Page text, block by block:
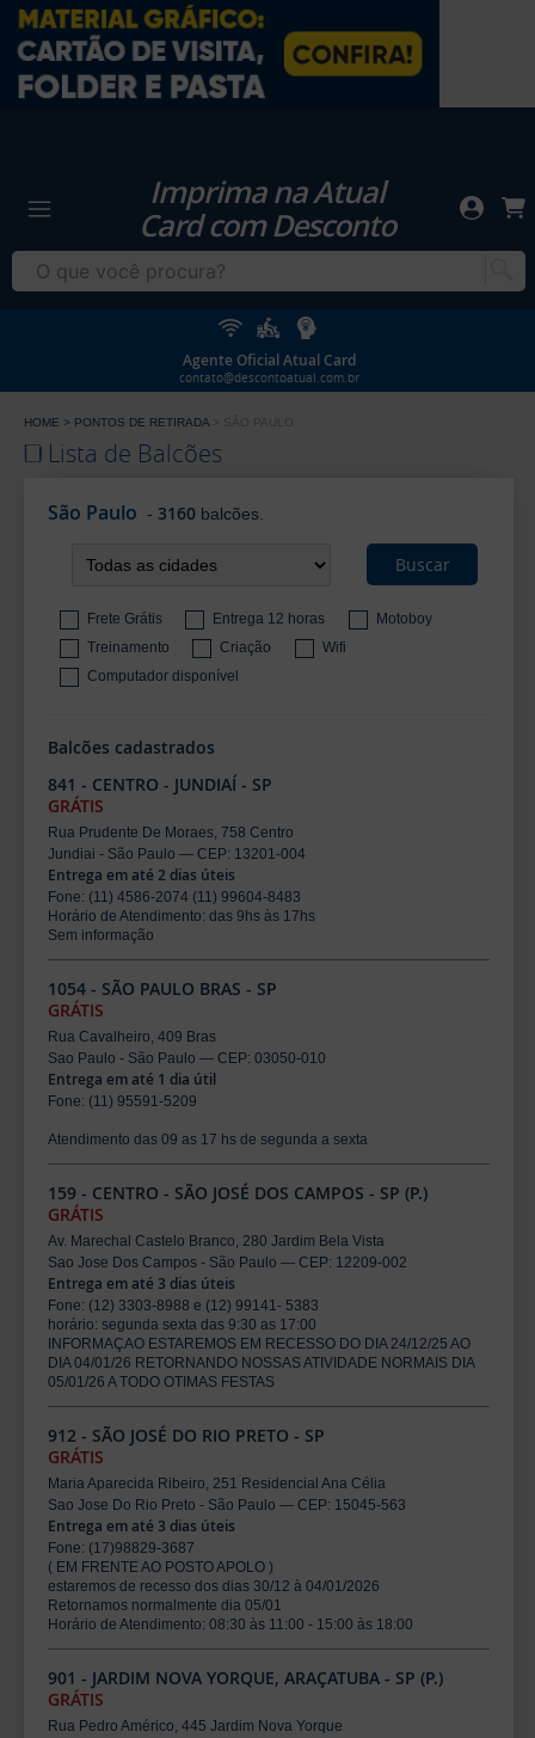
Imprima na Atual
Card com Desconto
Agente Oficial Atual Card
contato@descontoatual.com.br
HOME PONTOS DE RETIRADA SÃO PAULO
Lista de Balcões
São Paulo - 3160balcões.
Buscar
Frete Grátis Entrega 12 horas
Motoboy
Treinamento
Criação
Wifi
Computador disponível
Balcões cadastrados
841 - CENTRO - JUNDIAÍ - SP
GRÁTIS
Rua Prudente De Moraes, 758 Centro
Jundiai - São Paulo — CEP: 13201-004
Entrega em até 2 dias úteis
Fone: (11) 4586-2074 (11) 99604-8483
Horário de Atendimento: das 9hs às 17hs
Sem informação
1054 - SÃO PAULO BRAS - SP
GRÁTIS
Rua Cavalheiro, 409 Bras
Sao Paulo - São Paulo — CEP: 03050-010
Entrega em até 1 dia útil
Fone: (11) 95591-5209
Atendimento das 09 as 17 hs de segunda a sexta
159 - CENTRO - SÃO JOSÉ DOS CAMPOS - SP (P.)
GRÁTIS
Av. Marechal Castelo Branco, 280 Jardim Bela Vista
Sao Jose Dos Campos - São Paulo — CEP: 12209-002
Entrega em até 3 dias úteis
Fone: (12) 3303-8988 e (12) 99141- 5383
horário: segunda sexta das 9:30 as 17:00
INFORMAÇAO ESTAREMOS EM RECESSO DO DIA 24/12/25 AO
DIA 04/01/26 RETORNANDO NOSSAS ATIVIDADE NORMAIS DIA
05/01/26 A TODO OTIMAS FESTAS
912 - SÃO JOSÉ DO RIO PRETO - SP
GRÁTIS
Maria Aparecida Ribeiro, 251 Residencial Ana Célia
Sao Jose Do Rio Preto - São Paulo — CEP: 15045-563
Entrega em até 3 dias úteis
Fone: (17)98829-3687
( EM FRENTE AO POSTO APOLO )
estaremos de recesso dos dias 30/12 à 04/01/2026
Retornamos normalmente dia 05/01
Horário de Atendimento: 08:30 às 11:00 - 15:00 às 18:00
901 - JARDIM NOVA YORQUE, ARAÇATUBA - SP (P.)
GRÁTIS
Rua Pedro Américo, 445 Jardim Nova Yorque